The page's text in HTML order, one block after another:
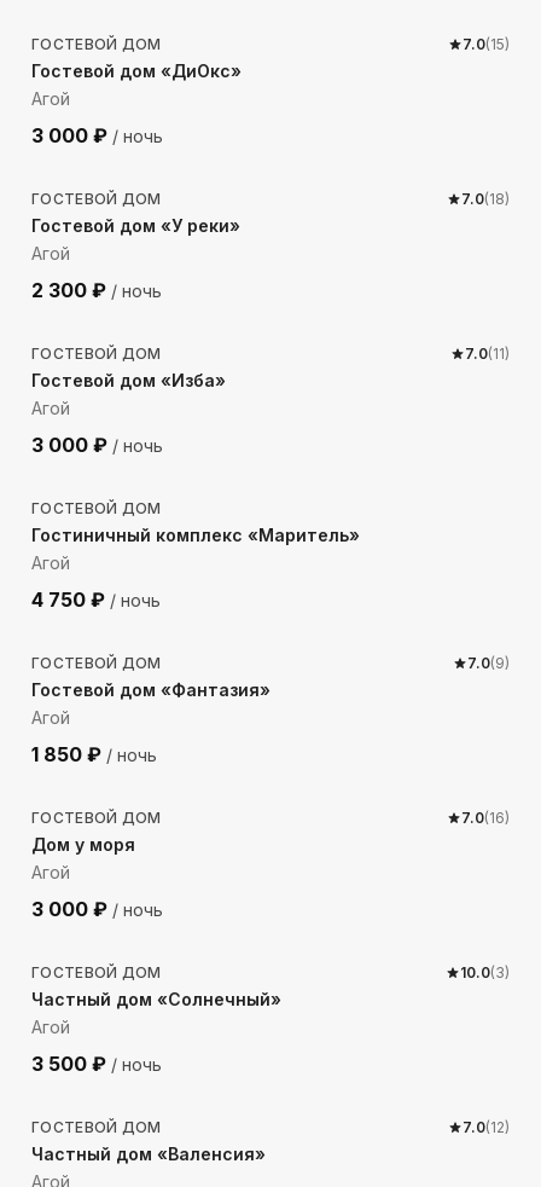
ГОСТЕВОЙ ДОМ 7.0(15)
Гостевой дом «ДиОкс»
Агой
3 000 ₽ / ночь
1194м до моря
ГОСТЕВОЙ ДОМ 7.0(18)
Гостевой дом «У реки»
Агой
2 300 ₽ / ночь
1084 м до моря
ГОСТЕВОЙ ДОМ 7.0(11)
Гостевой дом «Изба»
Агой
3 000 ₽ / ночь
1534 м до моря
ГОСТЕВОЙ ДОМ
Гостиничный комплекс «Маритель»
Агой
4 750 ₽ / ночь
1488 м до моря
ГОСТЕВОЙ ДОМ 7.0(9)
Гостевой дом «Фантазия»
Агой
1 850 ₽ / ночь
1609 м до моря
ГОСТЕВОЙ ДОМ 7.0(16)
Дом у моря
Агой
3 000 ₽ / ночь
1802 м до моря
ГОСТЕВОЙ ДОМ 10.0(3)
Частный дом «Солнечный»
Агой
3 500 ₽ / ночь
348м до моря
ГОСТЕВОЙ ДОМ 7.0(12)
Частный дом «Валенсия»
Агой